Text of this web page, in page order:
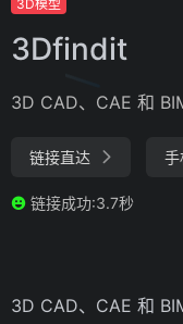
3D模型
3Dfindit
3D CAD、CAE 和
链接直达 手
链接成功:3.7秒
3D CAD、CAE 和